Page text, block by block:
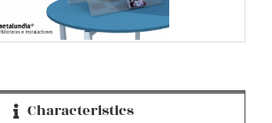
Characteristics